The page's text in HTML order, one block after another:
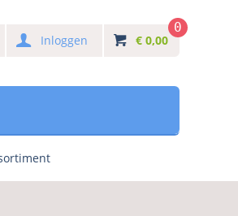
SearchInloggen € 0,00
0